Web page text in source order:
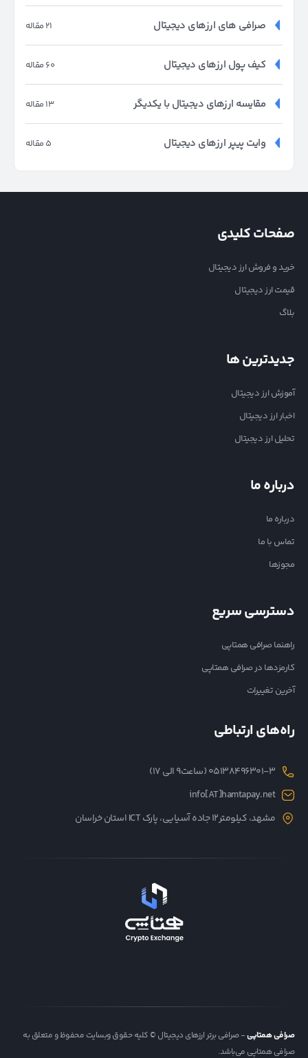
21 مقاله صرافی های ارزهای دیجیتال
60 مقاله کیف پول ارزهای دیجیتال
13 مقاله مقایسه ارزهای دیجیتال با یکدیگر
5 مقاله وایت پیپر ارزهای دیجیتال
صفحات کلیدی
خرید و فروش ارز دیجیتال
قیمت ارز دیجیتال
بلاگ
جدیدترین ها
آموزش ارز دیجیتال
اخبار ارز دیجیتال
تحلیل ارز دیجیتال
درباره ما
درباره ما
تماس با ما
مجوزها
دسترسی سریع
راهنما صرافی همتاپی
کارمزدها در صرافی همتاپی
آخرین تغییرات
راه‌های ارتباطی
05138496301-3 (ساعت۹ الی ۱۷)
info[AT]hamtapay.net
مشهد، کیلومتر12 جاده آسیایی، پارک ICT استان خراسان
صرافی همتاپی- صرافی برتر ارزهای دیجیتال © کلیه حقوق وبسایت محفوظ و متعلق به
صرافی همتاپی می‌باشد.